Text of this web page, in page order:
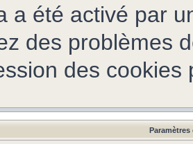
a été activé par
des problèmes
des cookies
Paramètres